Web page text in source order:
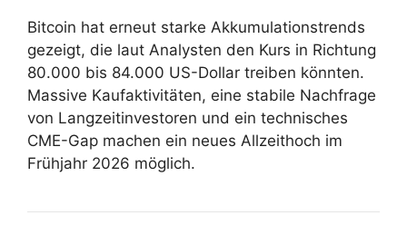
Bitcoin hat erneut starke Akkumulationstrends
gezeigt, die laut Analysten den Kurs in Richtung
80.000 bis 84.000 US-Dollar treiben könnten.
Massive Kaufaktivitäten, eine stabile Nachfrage
von Langzeitinvestoren und ein technisches
CME-Gap machen ein neues Allzeithoch im
Frühjahr 2026 möglich.